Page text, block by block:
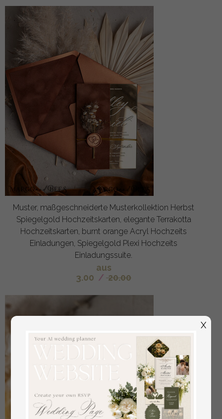
Muster, maßgeschneiderte Musterkollektion Herbst
Spiegelgold Hochzeitskarten, elegante Terrakotta
Hochzeitskarten, burnt orange Acryl Hochzeits
Einladungen, Spiegelgold Plexi Hochzeits
Einladungssuite.
aus
3.00 / 20.00
X